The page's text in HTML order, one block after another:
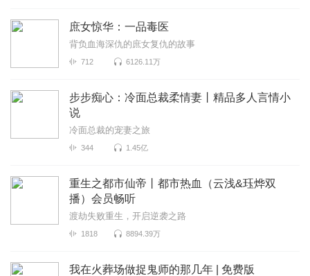
庶女惊华：一品毒医
背负血海深仇的庶女复仇的故事
712 6126.11万
步步痴心：冷面总裁柔情妻丨精品多人言情小
说
冷面总裁的宠妻之旅
344 1.45亿
重生之都市仙帝丨都市热血（云浅&珏烨双
播）会员畅听
渡劫失败重生，开启逆袭之路
1818 8894.39万
我在火葬场做捉鬼师的那几年 | 免费版